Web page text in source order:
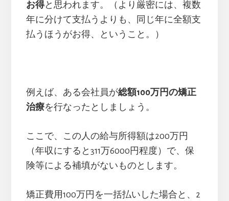
お得と思われます。（より厳密には、複数
年に分けて支払うよりも、同じ年に全額支
払うほうがお得、ということ。）
例えば、ある会社員が総額100万円の矯正
治療を行なったとしましょう。
ここで、この人の給与所得額は200万円
（年収にすると311万6000円程度）で、保
険等による補填がないものとします。
矯正費用100万円を一括払いした場合と、2